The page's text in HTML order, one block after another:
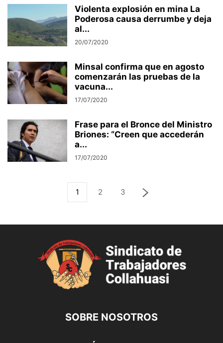
Violenta explosión en mina La
Poderosa causa derrumbe y deja
al...
20/07/2020
Minsal confirma que en agosto
comenzarán las pruebas de la
vacuna...
17/07/2020
Frase para el Bronce del Ministro
Briones: “Creen que accederán
a...
17/07/2020
1 2 3
SOBRE NOSOTROS